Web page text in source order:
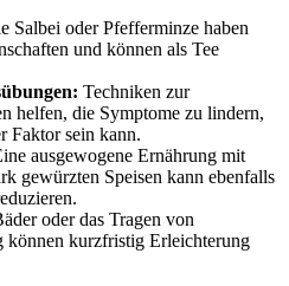
Salbei oder Pfefferminze haben
und können als ‌Tee
Techniken zur
helfen, die⁤ Symptome⁢ zu lindern,
Faktor sein ‌kann.
ausgewogene Ernährung mit
gewürzten Speisen kann ebenfalls
oder das ​Tragen von
können kurzfristig Erleichterung